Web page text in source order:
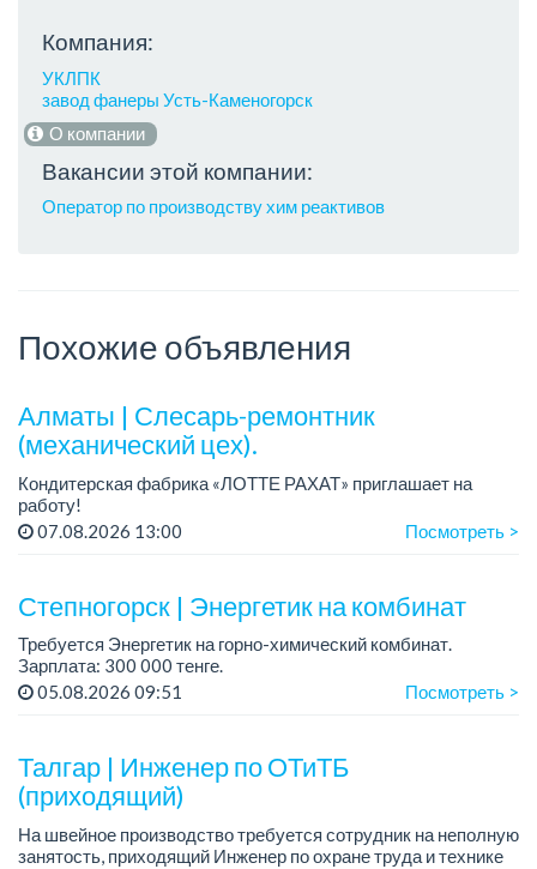
Компания:
УКЛПК
завод фанеры Усть-Каменогорск
О компании
Вакансии этой компании:
Оператор по производству хим реактивов
Похожие объявления
Алматы | Слесарь-ремонтник
(механический цех).
Кондитерская фабрика «ЛОТТЕ РАХАТ» приглашает на
работу!
График работы: сменный.
07.08.2026 13:00 Посмотреть >
Степногорск | Энергетик на комбинат
Требуется Энергетик на горно-химический комбинат.
Зарплата: 300 000 тенге.
Требования:
- высшее профессиональное (техническое) образование и
05.08.2026 09:51 Посмотреть >
Талгар | Инженер по ОТиТБ
(приходящий)
На швейное производство требуется сотрудник на неполную
занятость, приходящий Инженер по охране труда и технике